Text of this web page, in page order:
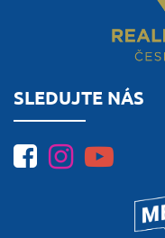
SLEDUJTE NÁS